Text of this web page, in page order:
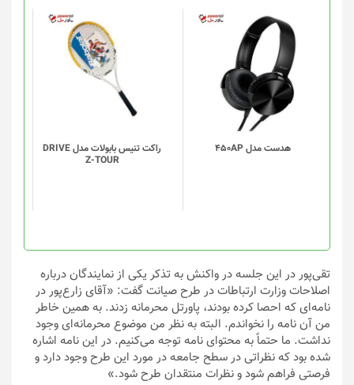
محصول
انتخاب
شوند
محصول
انتخاب
شوند
هدست مدل 450AP
راکت تنیس بابولات مدل DRIVE
Z-TOUR
تقی‌پور در این جلسه در واکنش به تذکر یکی از نمایندگان درباره
اصلاحات وزارت ارتباطات در طرح صیانت گفت: «آقای زارع‌پور در
نامه‌ای که احصا کرده بودند، پاورتل محرمانه زدند. به همین خاطر
من آن نامه را نخواندم. البته به نظر من موضوع محرمانه‌ای وجود
نداشت. ما حتماً به محتوای نامه توجه می‌کنیم. در این نامه اشاره
شده بود که نظراتی در سطح جامعه در مورد این طرح وجود دارد و
فرصتی فراهم شود و نظرات منتقدان طرح شود.»